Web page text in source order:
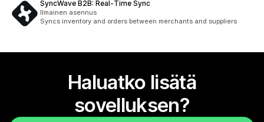
SyncWave B2B: Real‑Time Sync
Ilmainen asennus
Syncs inventory and orders between merchants and suppliers
Haluatko lisätä
sovelluksen?